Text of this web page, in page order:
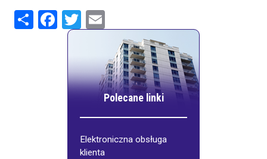
ShareFacebook
Twitter
Polecane linki
Elektroniczna obsługa
klienta